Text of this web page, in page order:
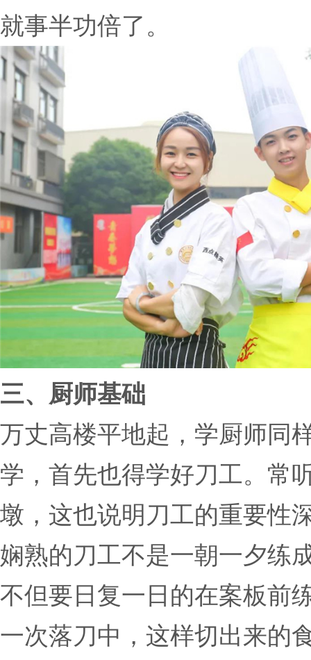
就事半功倍了。
三、厨师基础
万丈高楼平地起，学厨师同
学，首先也得学好刀工。常
墩，这也说明刀工的重要性
娴熟的刀工不是一朝一夕练
不但要日复一日的在案板前
一次落刀中，这样切出来的